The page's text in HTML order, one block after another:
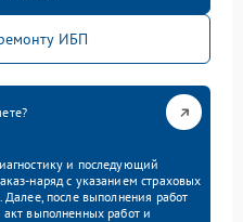
ИБП
и последующий
наряд с указанием страховых
Далее, после выполнения работ
выполненных работ и